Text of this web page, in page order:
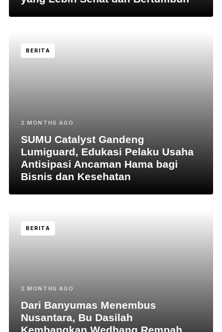
BERITA
2 MONTHS AGO
SUMU Catalyst Gandeng
Lumiguard, Edukasi Pelaku Usaha
Antisipasi Ancaman Hama bagi
Bisnis dan Kesehatan
BERITA
2 MONTHS AGO
Dari Banyumas Menembus
Nusantara, Bu Dasilah
Kembangkan Wedhang Rempah